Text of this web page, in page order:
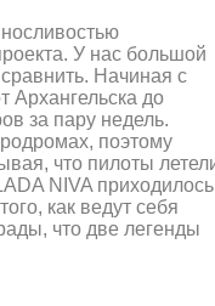
У нас большой
Начиная с
Архангельска до
за пару недель.
поэтому
что пилоты
NIVA приходилось
как ведут себя
что две легенды